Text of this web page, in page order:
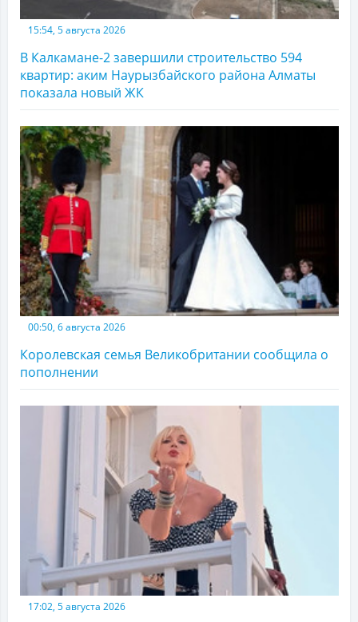
15:54, 5 августа 2026
В Калкамане-2 завершили строительство 594
квартир: аким Наурызбайского района Алматы
показала новый ЖК
00:50, 6 августа 2026
Королевская семья Великобритании сообщила о
пополнении
17:02, 5 августа 2026